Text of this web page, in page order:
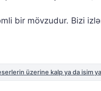
bir mövzudur. Bizi
üzerine kalp ya da isim